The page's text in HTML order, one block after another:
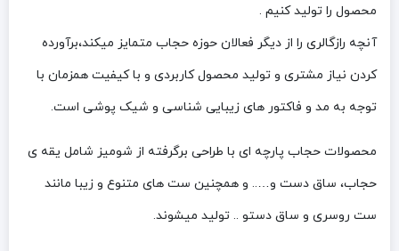
محصول را تولید کنیم .
آنچه رازگالری را از دیگر فعالان حوزه حجاب متمایز میکند،برآورده
کردن نیاز مشتری و تولید محصول کاربردی و با کیفیت همزمان با
توجه به مد و فاکتور های زیبایی شناسی و شیک پوشی است.
محصولات حجاب پارچه ای با طراحی برگرفته از شومیز شامل یقه ی
حجاب، ساق دست و….. و همچنین ست های متنوع و زیبا مانند
ست روسری و ساق دستو .. تولید میشوند.